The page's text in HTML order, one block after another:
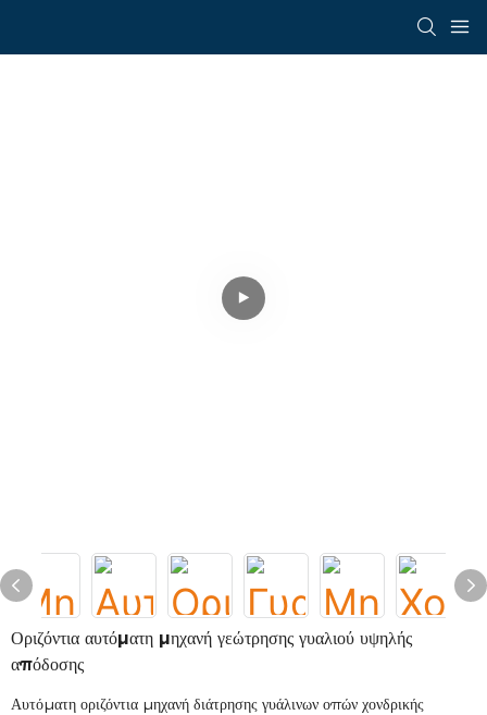
Οριζόντια αυτόματη μηχανή γεώτρησης γυαλιού υψηλής
απόδοσης
Αυτόματη οριζόντια μηχανή διάτρησης γυάλινων οπών χονδρικής